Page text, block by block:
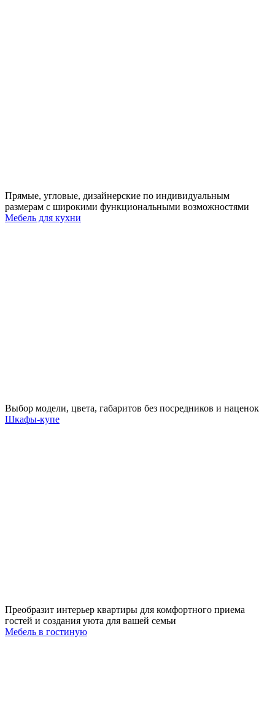
Прямые, угловые, дизайнерские по индивидуальным
размерам с широкими функциональными возможностями
Мебель для кухни
Выбор модели, цвета, габаритов без посредников и наценок
Шкафы-купе
Преобразит интерьер квартиры для комфортного приема
гостей и создания уюта для вашей семьи
Мебель в гостиную